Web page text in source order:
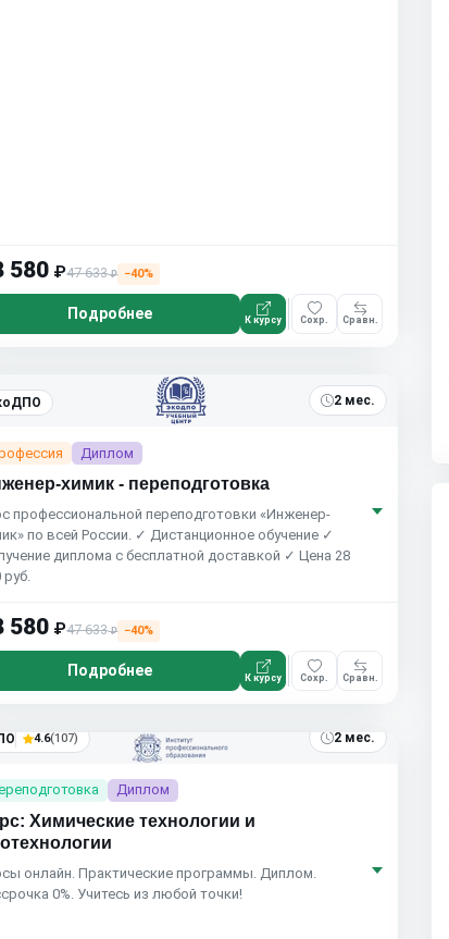
580 ₽47 633₽ −40%
Подробнее К курсу Сохр. Сравн.
2 мес.
Диплом
химик - переподготовка
профессиональной переподготовки «Инженер-
по всей России. ✓ Дистанционное обучение ✓
диплома с бесплатной доставкой ✓ Цена 28
руб.
580 ₽47 633₽ −40%
Подробнее К курсу Сохр. Сравн.
4.6(107) 2 мес.
Диплом
Химические технологии и
онлайн. Практические программы. Диплом.
0%. Учитесь из любой точки!